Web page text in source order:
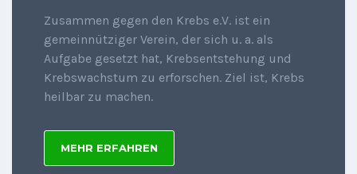
Zusammen gegen den Krebs e.V. ist ein
gemeinnütziger Verein, der sich u. a. als
Aufgabe gesetzt hat, Krebsentstehung und
Krebswachstum zu erforschen. Ziel ist, Krebs
heilbar zu machen.
MEHR ERFAHREN